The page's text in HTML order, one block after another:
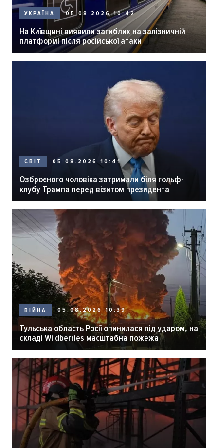
УКРАЇНА 05.08.2026 10:42
На Київщині виявили загиблих на залізничній
платформі після російської атаки
СВІТ 05.08.2026 10:41
Озброєного чоловіка затримали біля гольф-
клубу Трампа перед візитом президента
ВІЙНА 05.08.2026 10:39
Тульська область Росії опинилася під ударом, на
складі Wildberries масштабна пожежа